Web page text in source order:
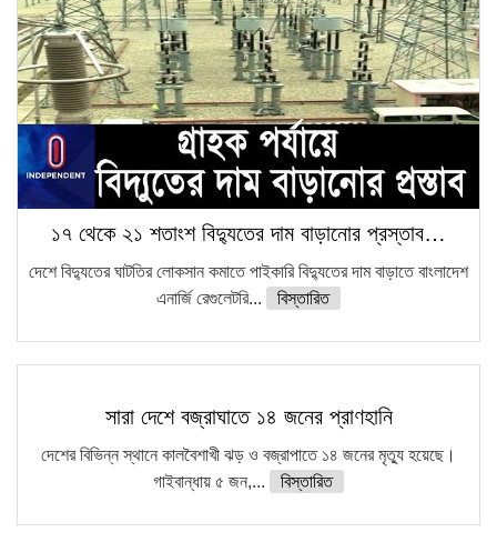
১৭ থেকে ২১ শতাংশ বিদ্যুতের দাম বাড়ানোর প্রস্তাব…
দেশে বিদ্যুতের ঘাটতির লোকসান কমাতে পাইকারি বিদ্যুতের দাম বাড়াতে বাংলাদেশ
এনার্জি রেগুলেটরি...
বিস্তারিত
সারা দেশে বজ্রাঘাতে ১৪ জনের প্রাণহানি
দেশের বিভিন্ন স্থানে কালবৈশাখী ঝড় ও বজ্রাপাতে ১৪ জনের মৃত্যু হয়েছে।
গাইবান্ধায় ৫ জন,...
বিস্তারিত